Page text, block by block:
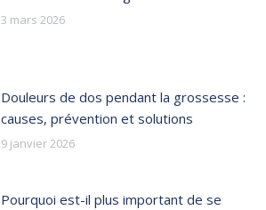
3 mars 2026
Douleurs de dos pendant la grossesse :
causes, prévention et solutions
9 janvier 2026
Pourquoi est-il plus important de se